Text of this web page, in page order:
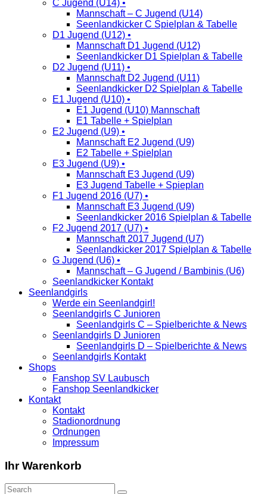
C Jugend (U14) •
Mannschaft – C Jugend (U14)
Seenlandkicker C Spielplan & Tabelle
D1 Jugend (U12) •
Mannschaft D1 Jugend (U12)
Seenlandkicker D1 Spielplan & Tabelle
D2 Jugend (U11) •
Mannschaft D2 Jugend (U11)
Seenlandkicker D2 Spielplan & Tabelle
E1 Jugend (U10) •
E1 Jugend (U10) Mannschaft
E1 Tabelle + Spielplan
E2 Jugend (U9) •
Mannschaft E2 Jugend (U9)
E2 Tabelle + Spielplan
E3 Jugend (U9) •
Mannschaft E3 Jugend (U9)
E3 Jugend Tabelle + Spieplan
F1 Jugend 2016 (U7) •
Mannschaft E3 Jugend (U9)
Seenlandkicker 2016 Spielplan & Tabelle
F2 Jugend 2017 (U7) •
Mannschaft 2017 Jugend (U7)
Seenlandkicker 2017 Spielplan & Tabelle
G Jugend (U6) •
Mannschaft – G Jugend / Bambinis (U6)
Seenlandkicker Kontakt
Seenlandgirls
Werde ein Seenlandgirl!
Seenlandgirls C Junioren
Seenlandgirls C – Spielberichte & News
Seenlandgirls D Junioren
Seenlandgirls D – Spielberichte & News
Seenlandgirls Kontakt
Shops
Fanshop SV Laubusch
Fanshop Seenlandkicker
Kontakt
Kontakt
Stadionordnung
Ordnungen
Impressum
Ihr Warenkorb